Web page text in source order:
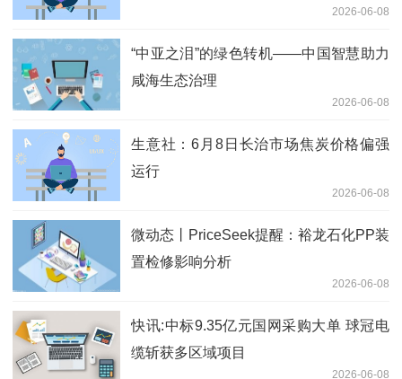
2026-06-08
“中亚之泪”的绿色转机——中国智慧助力
咸海生态治理
2026-06-08
生意社：6月8日长治市场焦炭价格偏强
运行
2026-06-08
微动态丨PriceSeek提醒：裕龙石化PP装
置检修影响分析
2026-06-08
快讯:中标9.35亿元国网采购大单 球冠电
缆斩获多区域项目
2026-06-08